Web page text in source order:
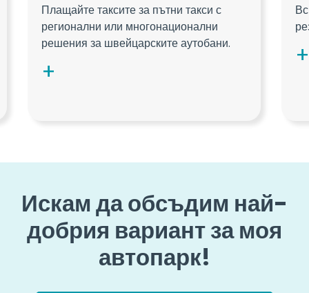
Плащайте таксите за пътни такси с
регионални или многонационални
решения за швейцарските аутобани.
Искам да обсъдим най-
добрия вариант за моя
автопарк!